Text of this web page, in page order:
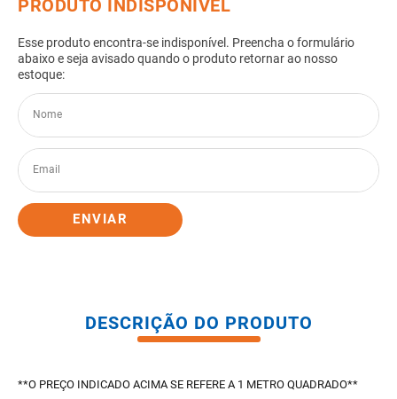
ENVIAR
DESCRIÇÃO DO PRODUTO
**O PREÇO INDICADO ACIMA SE REFERE A 1 METRO QUADRADO**
9º porta
10º